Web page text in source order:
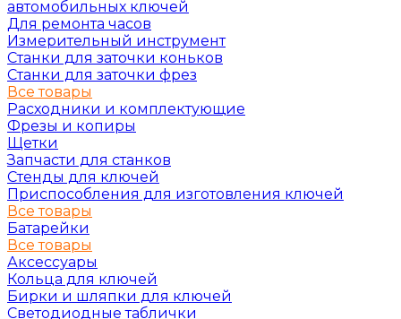
автомобильных ключей
Для ремонта часов
Измерительный инструмент
Станки для заточки коньков
Станки для заточки фрез
Все товары
Расходники и комплектующие
Фрезы и копиры
Щетки
Запчасти для станков
Стенды для ключей
Приспособления для изготовления ключей
Все товары
Батарейки
Все товары
Аксессуары
Кольца для ключей
Бирки и шляпки для ключей
Светодиодные таблички